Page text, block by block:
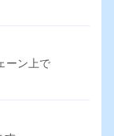
ーン上で